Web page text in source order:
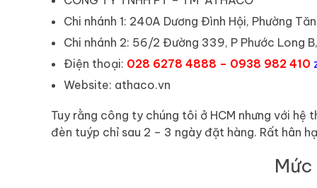
Chi nhánh 1: 240A Dương Đình Hội, Phường
Chi nhánh 2: 56/2 Đường 339, P Phước Long
Điện thoại: 028 6278 4888 – 0938 982 410
Website: athaco.vn
Tuy rằng công ty chúng tôi ở HCM nhưng với hệ
đèn tuýp chỉ sau 2 – 3 ngày đặt hàng. Rất hân